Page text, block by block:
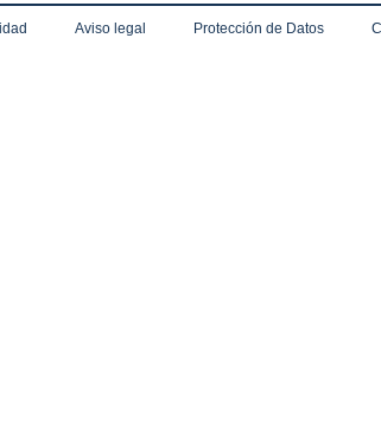
Aviso legal Protección de Datos